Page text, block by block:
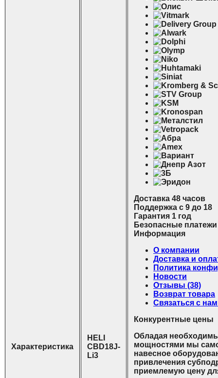
Характеристика
HELI
CBD18J-
Li3
Доставка 48 часов
Поддержка с 9 до 18
Гарантия 1 год
Безопасные платежи
И нформация
О компании
Доставка и
Политика
Новости
Отзывы (38)
Возврат товара
Связаться с
Конкурентные цены
Обладая
мощностями мы
навесное
привлечения
приемлемую цену